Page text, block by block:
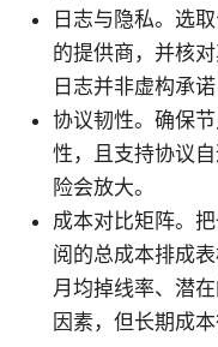
日志与隐私。选
的提供商，并核
日志并非虚构承
协议韧性。确保
性，且支持协议
险会放大。
成本对比矩阵。
阅的总成本排成
月均掉线率、潜
因素，但长期成